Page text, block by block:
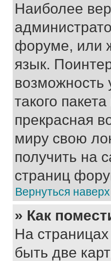
Наиболее
форуме, или
язык.
возможность
такого
прекрасная
миру свою
получить на
страниц
Вернуться наверх
» Как
На
быть две